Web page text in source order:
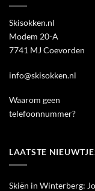
Skisokken.nl
Modem 20-A
7741 MJ Coevorden
info@skisokken.nl
Waarom geen
telefoonnummer?
LAATSTE
Skiën in Winterberg: